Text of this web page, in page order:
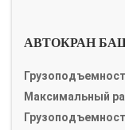
АВТОКРАН
Максимальный